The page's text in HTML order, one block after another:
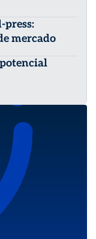
press:
mercado